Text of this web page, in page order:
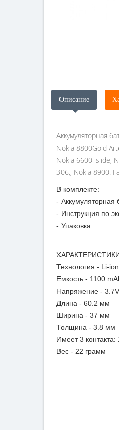
Описание
Аккумуляторная
Nokia 8800Gold
Nokia 6600i slide,
306,, Nokia 8900.
В комплекте:
- Аккумуляторная
- Инструкция по
- Упаковка
ХАРАКТЕРИСТИКИ
Технология - Li-ion
Емкость - 1100
Напряжение - 3.7V
Длина - 60.2 мм
Ширина - 37 мм
Толщина - 3.8 мм
Имеет 3
Вес - 22 грамм